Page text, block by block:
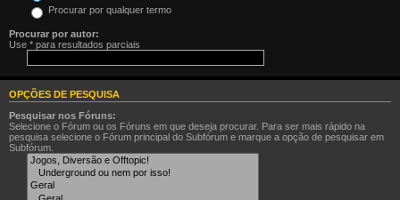
Procurar por qualquer termo
Procurar por autor:
Use * para resultados parciais
OPÇÕES DE PESQUISA
Pesquisar nos Fóruns:
Selecione o Fórum ou os Fóruns em que deseja procurar. Para ser mais rápido na
pesquisa selecione o Fórum principal do Subfórum e marque a opção de pesquisar em
Subfórum.